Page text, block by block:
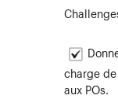
charge
aux POs.